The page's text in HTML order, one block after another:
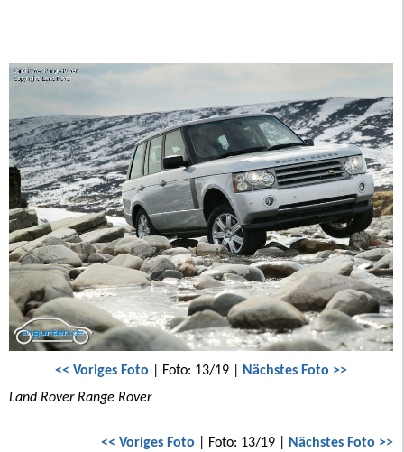
<< Voriges Foto | Foto: 13/19 | Nächstes Foto >>
Land Rover Range Rover
<< Voriges Foto | Foto: 13/19 | Nächstes Foto >>